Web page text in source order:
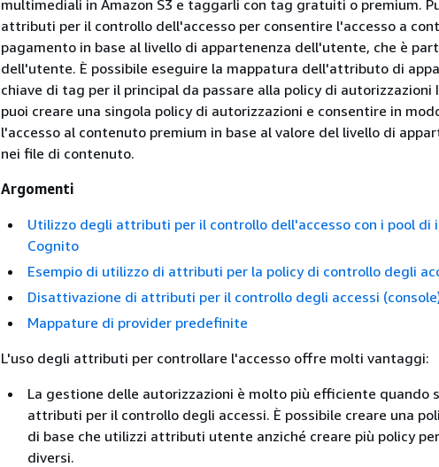
multimediali in Amazon S3 e taggarli con tag gratuiti o premium.
attributi per il controllo dell'accesso per consentire l'accesso a
pagamento in base al livello di appartenenza dell'utente, che è
dell'utente. È possibile eseguire la mappatura dell'attributo di
chiave di tag per il principal da passare alla policy di autorizzazioni
puoi creare una singola policy di autorizzazioni e consentire in
l'accesso al contenuto premium in base al valore del livello di
nei file di contenuto.
Argomenti
Utilizzo degli attributi per il controllo dell'accesso con i pool di
Cognito
Esempio di utilizzo di attributi per la policy di controllo degli
Disattivazione di attributi per il controllo degli accessi
Mappature di provider predefinite
L'uso degli attributi per controllare l'accesso offre molti vantaggi:
La gestione delle autorizzazioni è molto più efficiente quando
attributi per il controllo degli accessi. È possibile creare una
di base che utilizzi attributi utente anziché creare più policy
diversi.